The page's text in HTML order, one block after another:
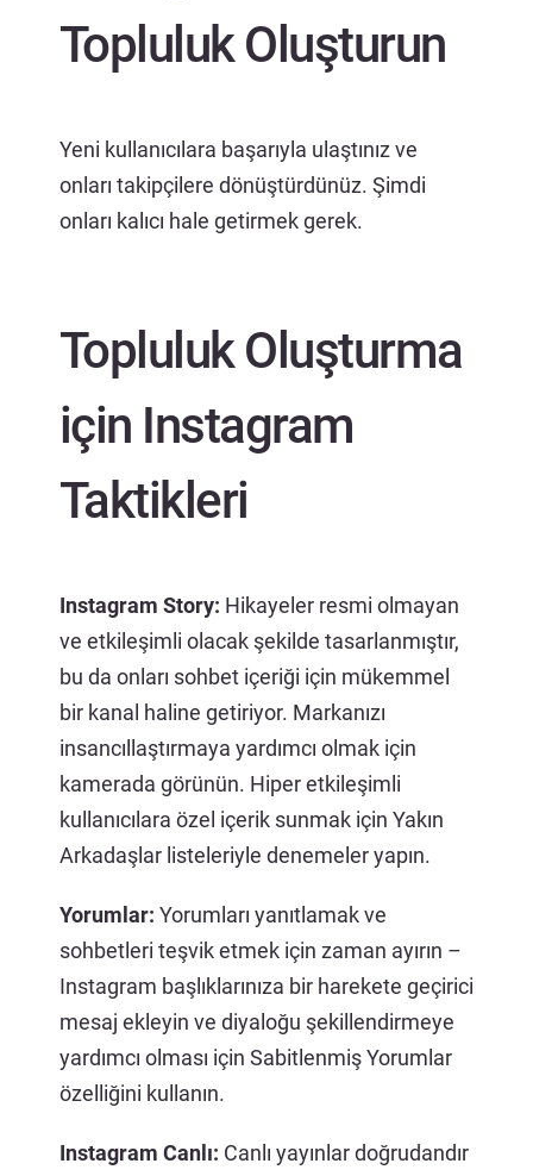
Topluluk Oluşturun
Yeni kullanıcılara başarıyla ulaştınız ve
onları takipçilere dönüştürdünüz. Şimdi
onları kalıcı hale getirmek gerek.
Topluluk Oluşturma
için Instagram
Taktikleri
Instagram Story: Hikayeler resmi olmayan
ve etkileşimli olacak şekilde tasarlanmıştır,
bu da onları sohbet içeriği için mükemmel
bir kanal haline getiriyor. Markanızı
insancıllaştırmaya yardımcı olmak için
kamerada görünün. Hiper etkileşimli
kullanıcılara özel içerik sunmak için Yakın
Arkadaşlar listeleriyle denemeler yapın.
Yorumlar: Yorumları yanıtlamak ve
sohbetleri teşvik etmek için zaman ayırın –
Instagram başlıklarınıza bir harekete geçirici
mesaj ekleyin ve diyaloğu şekillendirmeye
yardımcı olması için Sabitlenmiş Yorumlar
özelliğini kullanın.
Instagram Canlı: Canlı yayınlar doğrudandır